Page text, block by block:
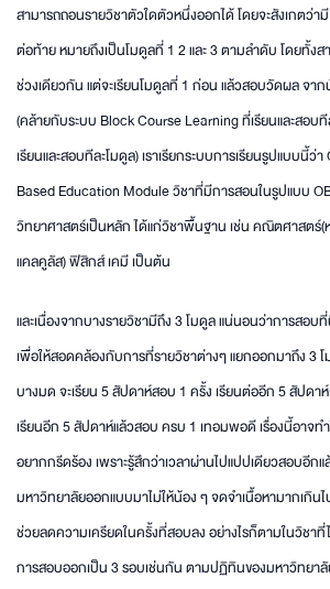
สามารถถอนรายวิชาตัวใดตัวหนึ่งออกได้ โดยจะสังเกตว่า
ต่อท้าย หมายถึงเป็นโมดูลที่ 1 2 และ 3 ตามลำดับ โดยทั้งส
ช่วงเดียวกัน แต่จะเรียนโมดูลที่ 1 ก่อน แล้วสอบวัดผล จา
(คล้ายกับระบบ Block Course Learning ที่เรียนและสอบ
เรียนและสอบทีละโมดูล) เราเรียกระบบการเรียนรูปแบบนี้
Based Education Module วิชาที่มีการสอนในรูปแบบ
วิทยาศาสตร์เป็นหลัก ได้แก่วิชาพื้นฐาน เช่น คณิตศาสตร์
แคลคูลัส) ฟิสิกส์ เคมี เป็นต้น
และเนื่องจากบางรายวิชามีถึง 3 โมดูล แน่นอนว่าการสอบ
เพื่อให้สอดคล้องกับการที่รายวิชาต่างๆ แยกออกมาถึง 3 โ
บางมด จะเรียน 5 สัปดาห์สอบ 1 ครั้ง เรียนต่ออีก 5 สัปด
เรียนอีก 5 สัปดาห์แล้วสอบ ครบ 1 เทอมพอดี เรื่องนี้อาจท
อยากกรีดร้อง เพราะรู้สึกว่าเวลาผ่านไปแปปเดียวสอบอีก
มหาวิทยาลัยออกแบบมาไม่ให้น้อง ๆ จดจำเนื้อหามากเกิน
ช่วยลดความเครียดในครั้งที่สอบลง อย่างไรก็ตามในวิชาที่
การสอบออกเป็น 3 รอบเช่นกัน ตามปฏิทินของมหาวิทยาลั